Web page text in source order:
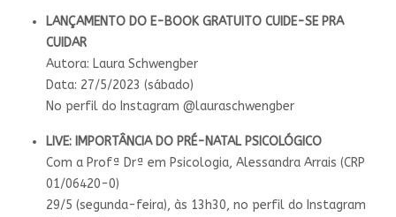
LANÇAMENTO DO E-BOOK GRATUITO CUIDE-SE PRA
CUIDAR
Autora: Laura Schwengber
Data: 27/5/2023 (sábado)
No perfil do Instagram @lauraschwengber
LIVE: IMPORTÂNCIA DO PRÉ-NATAL PSICOLÓGICO
Com a Profª Drª em Psicologia, Alessandra Arrais (CRP
01/06420-0)
29/5 (segunda-feira), às 13h30, no perfil do Instagram